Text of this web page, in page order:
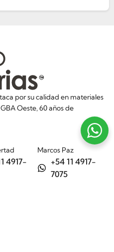
por su calidad en materiales
Oeste, 60 años de
4917-
Marcos Paz
+54 11 4917-
7075